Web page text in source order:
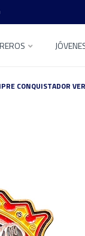
CONQUISTADOR